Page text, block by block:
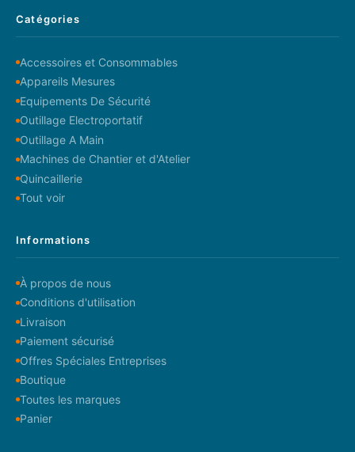
Catégories
Accessoires et Consommables
Appareils Mesures
Equipements De Sécurité
Outillage Electroportatif
Outillage A Main
Machines de Chantier et d'Atelier
Quincaillerie
Tout voir
Informations
À propos de nous
Conditions d'utilisation
Livraison
Paiement sécurisé
Offres Spéciales Entreprises
Boutique
Toutes les marques
Panier